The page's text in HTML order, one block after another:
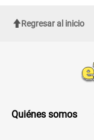
Regresar al inicio
Quiénes somos